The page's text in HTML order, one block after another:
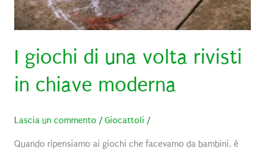
I giochi di una volta rivisti
in chiave moderna
Lascia un commento / Giocattoli /
Quando ripensiamo ai giochi che facevamo da bambini, è